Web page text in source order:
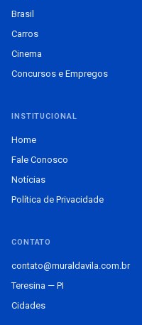
Brasil
Carros
Cinema
Concursos e Empregos
INSTITUCIONAL
Home
Fale Conosco
Notícias
Política de Privacidade
CONTATO
contato@muraldavila.com.br
Teresina — PI
Cidades